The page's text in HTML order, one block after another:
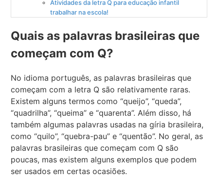
Atividades da letra Q para educação infantil
trabalhar na escola!
Quais as palavras brasileiras que
começam com Q?
No idioma português, as palavras brasileiras que
começam com a letra Q são relativamente raras.
Existem alguns termos como “queijo”, “queda”,
“quadrilha”, “queima” e “quarenta”. Além disso, há
também algumas palavras usadas na gíria brasileira,
como “quilo”, “quebra-pau” e “quentão”. No geral, as
palavras brasileiras que começam com Q são
poucas, mas existem alguns exemplos que podem
ser usados em certas ocasiões.